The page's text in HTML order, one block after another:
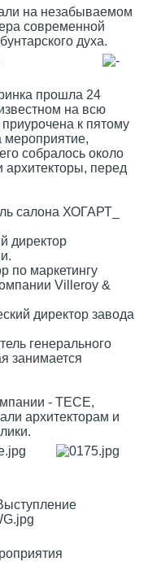
на незабываемом
современной
духа.
прошла 24
на всю
к пятому
мероприятие,
собралось около
перед
салона ХОГАРТ_
директор
по маркетингу
Villeroy &
директор завода
генерального
занимается
- ТЕСЕ,
архитекторам и